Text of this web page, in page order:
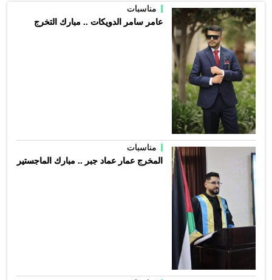
مناسبات
عامر سامر الدويكات .. مبارك التخرج
مناسبات
المخرج عمار عماد جبر .. مبارك الماجستير